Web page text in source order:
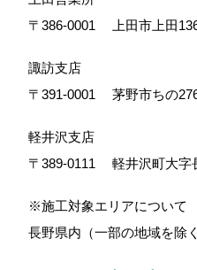
〒386-0001
上田市上田
諏訪支店
〒391-0001
茅野市ちの
軽井沢支店
〒389-0111
軽井沢町大
※施工対象エリアについて
長野県内（一部の地域を除